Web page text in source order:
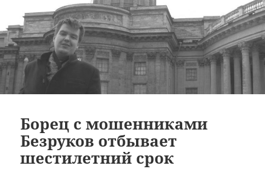
Борец с мошенниками
Безруков отбывает
шестилетний срок